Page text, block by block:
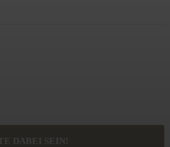
DABEI SEIN!